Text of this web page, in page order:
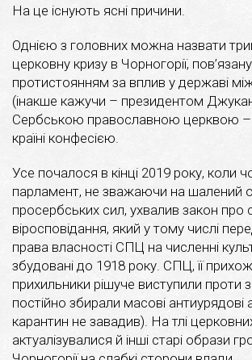
На це існують ясні причини.
Однією з головних можна назвати
церковну кризу в Чорногорії,
протистоянням за вплив у державі
(інакше кажучи – президентом
Сербською православною церквою
країні конфесією.
Усе почалося в кінці 2019 року, коли
парламент, не зважаючи на шалений
просербських сил, ухвалив закон про
віросповідання, який у тому числі
права власності СПЦ на численні
збудовані до 1918 року. СПЦ, її
прихильники рішуче виступили проти
постійно збирали масові антиурядові
карантин не завадив). На тлі
актуалізувалися й інші старі образи